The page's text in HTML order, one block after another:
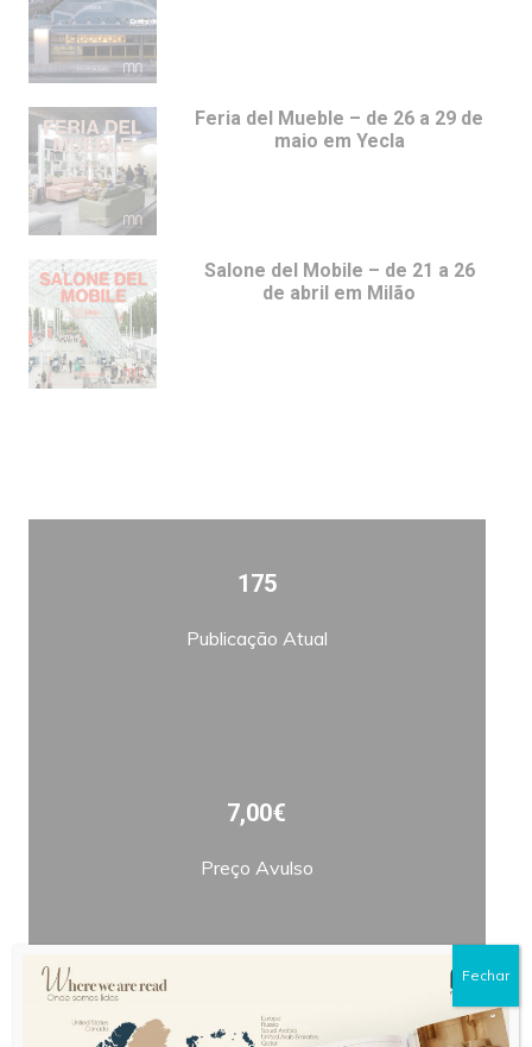
Feria del Mueble – de 26 a 29 de
maio em Yecla
Salone del Mobile – de 21 a 26
de abril em Milão
175
Publicação Atual
7,00€
Preço Avulso
Fechar